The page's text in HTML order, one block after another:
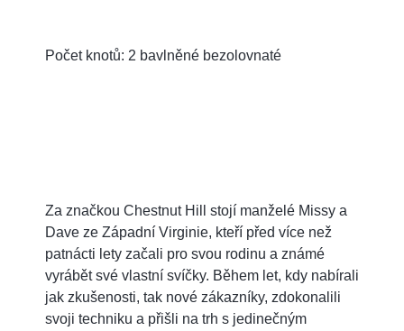
Počet knotů: 2 bavlněné bezolovnaté
Za značkou Chestnut Hill stojí manželé Missy a
Dave ze Západní Virginie, kteří před více než
patnácti lety začali pro svou rodinu a známé
vyrábět své vlastní svíčky. Během let, kdy nabírali
jak zkušenosti, tak nové zákazníky, zdokonalili
svoji techniku a přišli na trh s jedinečným